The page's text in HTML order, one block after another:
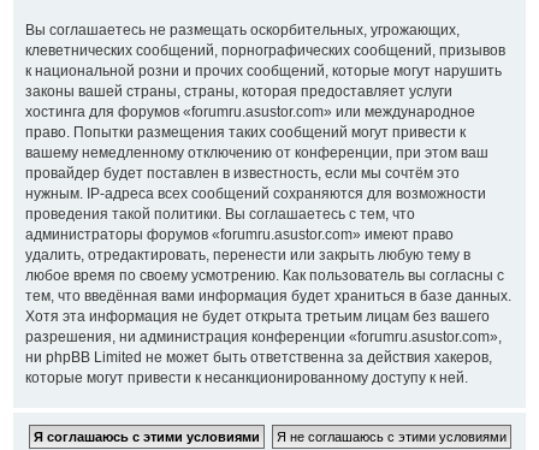
Вы соглашаетесь не размещать оскорбительных, угрожающих,
клеветнических сообщений, порнографических сообщений, призывов
к национальной розни и прочих сообщений, которые могут нарушить
законы вашей страны, страны, которая предоставляет услуги
хостинга для форумов «forumru.asustor.com» или международное
право. Попытки размещения таких сообщений могут привести к
вашему немедленному отключению от конференции, при этом ваш
провайдер будет поставлен в известность, если мы сочтём это
нужным. IP-адреса всех сообщений сохраняются для возможности
проведения такой политики. Вы соглашаетесь с тем, что
администраторы форумов «forumru.asustor.com» имеют право
удалить, отредактировать, перенести или закрыть любую тему в
любое время по своему усмотрению. Как пользователь вы согласны с
тем, что введённая вами информация будет храниться в базе данных.
Хотя эта информация не будет открыта третьим лицам без вашего
разрешения, ни администрация конференции «forumru.asustor.com»,
ни phpBB Limited не может быть ответственна за действия хакеров,
которые могут привести к несанкционированному доступу к ней.